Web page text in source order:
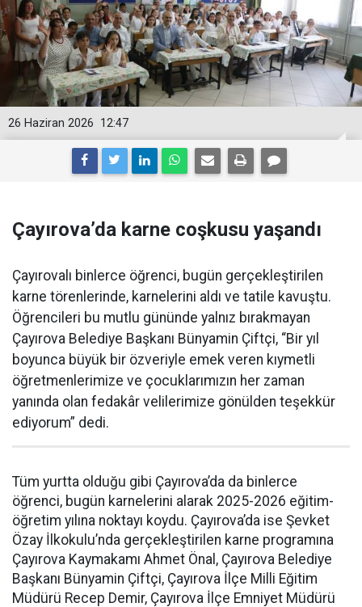
12:47
26 Haziran 2026
Çayırova’da karne coşkusu yaşandı
Çayırovalı binlerce öğrenci, bugün gerçekleştirilen
karne törenlerinde, karnelerini aldı ve tatile kavuştu.
Öğrencileri bu mutlu gününde yalnız bırakmayan
Çayırova Belediye Başkanı Bünyamin Çiftçi, “Bir yıl
boyunca büyük bir özveriyle emek veren kıymetli
öğretmenlerimize ve çocuklarımızın her zaman
yanında olan fedakâr velilerimize gönülden teşekkür
ediyorum” dedi.
Tüm yurtta olduğu gibi Çayırova’da da binlerce
öğrenci, bugün karnelerini alarak 2025-2026 eğitim-
öğretim yılına noktayı koydu. Çayırova’da ise Şevket
Özay İlkokulu’nda gerçekleştirilen karne programına
Çayırova Kaymakamı Ahmet Önal, Çayırova Belediye
Başkanı Bünyamin Çiftçi, Çayırova İlçe Milli Eğitim
Müdürü Recep Demir, Çayırova İlçe Emniyet Müdürü